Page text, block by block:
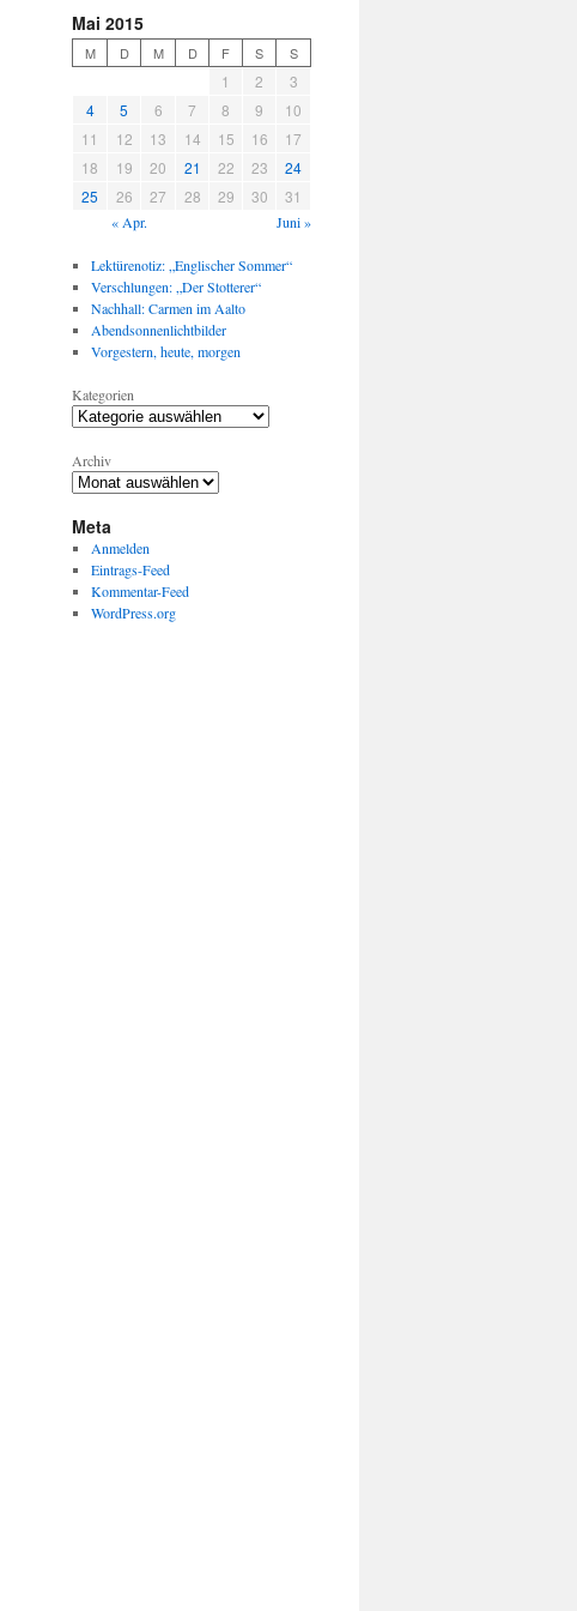
Mai 2015
M D M D F S S
1 2
3
4
5 6 7 8 9
10
11
12 13 14 15 16
17
18
19 20 21 22 23
24
25
26 27 28 29 30 31
« Apr. Juni »
Lektürenotiz: „Englischer Sommer“
Verschlungen: „Der Stotterer“
Nachhall: Carmen im Aalto
Abendsonnenlichtbilder
Vorgestern, heute, morgen
Kategorien
Archiv
Meta
Anmelden
Eintrags-Feed
Kommentar-Feed
WordPress.org